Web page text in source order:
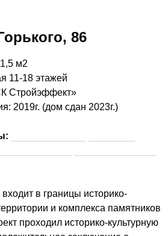
86
м2
11-18 этажей
Стройэффект»
2019г. (дом сдан 2023г.)
входит в границы историко-
и комплекса памятников
проходил историко-культурную